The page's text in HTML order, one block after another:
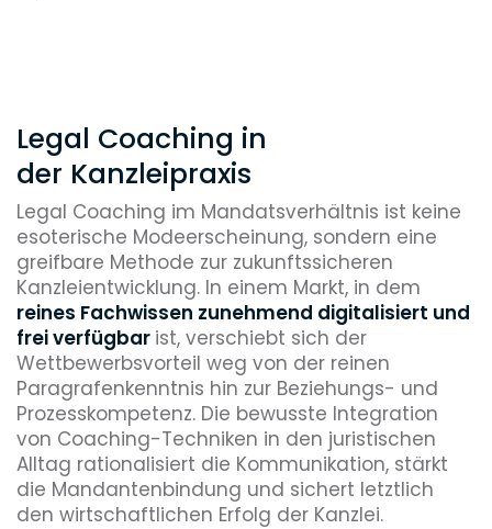
Legal Coaching in
der Kanzleipraxis
Legal Coaching im Mandatsverhältnis ist keine
esoterische Modeerscheinung, sondern eine
greifbare Methode zur zukunftssicheren
Kanzleientwicklung. In einem Markt, in dem
reines Fachwissen zunehmend digitalisiert und
frei verfügbar ist, verschiebt sich der
Wettbewerbsvorteil weg von der reinen
Paragrafenkenntnis hin zur Beziehungs- und
Prozesskompetenz. Die bewusste Integration
von Coaching-Techniken in den juristischen
Alltag rationalisiert die Kommunikation, stärkt
die Mandantenbindung und sichert letztlich
den wirtschaftlichen Erfolg der Kanzlei.